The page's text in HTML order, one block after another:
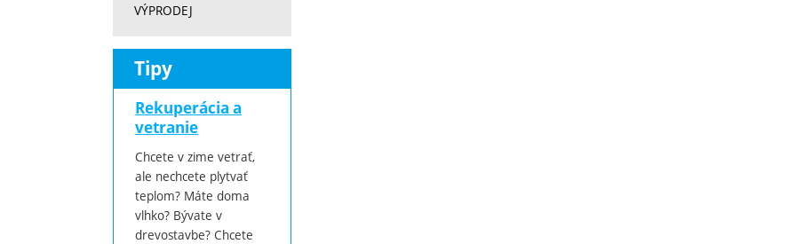
VÝPRODEJ
Tipy
Rekuperácia a
vetranie
Chcete v zime vetrať,
ale nechcete plytvať
teplom? Máte doma
vlhko? Bývate v
drevostavbe? Chcete